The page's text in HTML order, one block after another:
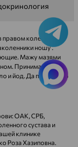
правом коленном
ношу .
Мажу мазями
Принимаю
и йод. Да полегче но
ОАК, СРБ,
сустава и
клинике
Роза Хазиповна.